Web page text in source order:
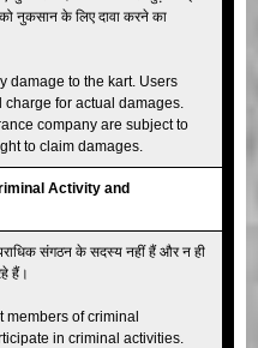
नुकसान के लिए दावा करने का
damage to the kart. Users
for actual damages.
company are subject to
to claim damages.
Activity and
संगठन के सदस्य नहीं हैं और न ही
हैं।
members of criminal
in criminal activities.